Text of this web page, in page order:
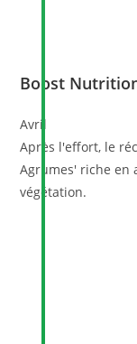
Boost
Avril
Après l'effort, le
Agrumes' riche en
végétation.